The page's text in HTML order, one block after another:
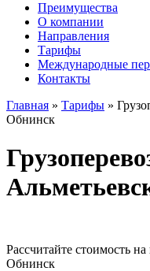
Преимущества
О компании
Направления
Тарифы
Международные
Контакты
Главная » Тарифы »
Обнинск
Рассчитайте стоимость
Обнинск